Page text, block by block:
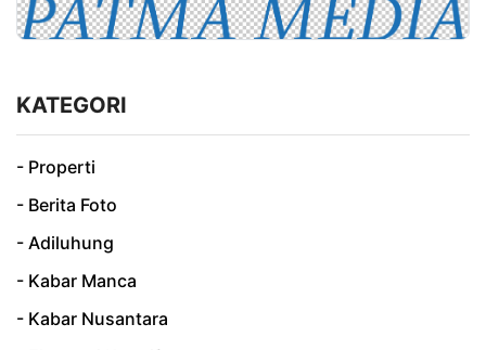
KATEGORI
- Properti
- Berita Foto
- Adiluhung
- Kabar Manca
- Kabar Nusantara